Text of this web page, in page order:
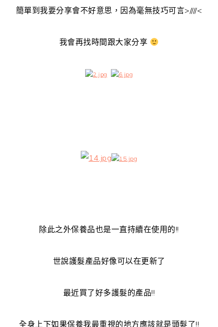
簡單到我要分享會不好意思，因為毫無技巧可言>////<
我會再找時間跟大家分享
除此之外保養品也是一直持續在使用的!!
世說護髮產品好像可以在更新了
最近買了好多護髮的產品!!
全身上下如果保養我最重視的地方應該就是頭髮了!!